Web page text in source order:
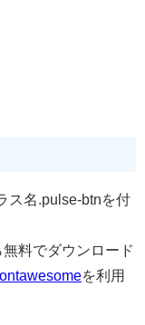
ス名.pulse-btnを付
無料でダウンロード
を利用